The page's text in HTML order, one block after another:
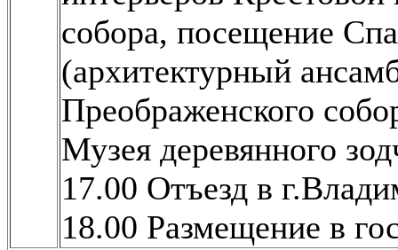
собора, посещение
(архитектурный
Преображенского
Музея деревянного
17.00 Отъезд в
18.00 Размещение в